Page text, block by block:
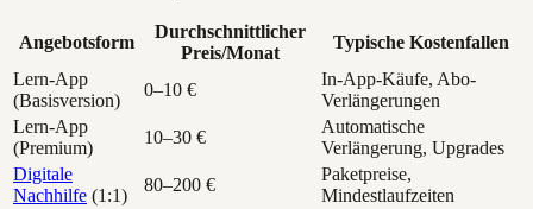
Angebotsform
Durchschnittlicher
Preis/Monat
Typische Kostenfallen
Lern-App
(Basisversion)
0–10 €
In-App-Käufe, Abo-
Verlängerungen
Lern-App
(Premium)
10–30 €
Automatische
Verlängerung, Upgrades
Digitale
Nachhilfe (1:1)
80–200 €
Paketpreise,
Mindestlaufzeiten